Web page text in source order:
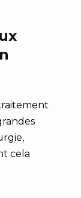
cela